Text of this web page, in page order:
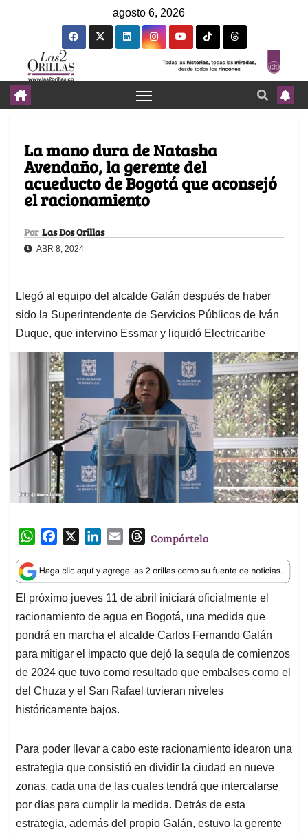
agosto 6, 2026
La mano dura de Natasha
Avendaño, la gerente del
acueducto de Bogotá que aconsejó
el racionamiento
Por Las Dos Orillas
ABR 8, 2024
Llegó al equipo del alcalde Galán después de haber
sido la Superintendente de Servicios Públicos de Iván
Duque, que intervino Essmar y liquidó Electricaribe
W
a
t
s
A
p
p
c
e
b
o
o
k
n
k
e
d
I
n
a
i
l
T
r
e
a
d
s
Compártelo
El próximo jueves 11 de abril iniciará oficialmente el
racionamiento de agua en Bogotá, una medida que
pondrá en marcha el alcalde Carlos Fernando Galán
para mitigar el impacto que dejó la sequía de comienzos
de 2024 que tuvo como resultado que embalses como el
del Chuza y el San Rafael tuvieran niveles
históricamente bajos.
Para poder llevar a cabo este racionamiento idearon una
estrategia que consistió en dividir la ciudad en nueve
zonas, cada una de las cuales tendrá que intercalarse
por días para cumplir la medida. Detrás de esta
estrategia, además del propio Galán, estuvo la gerente